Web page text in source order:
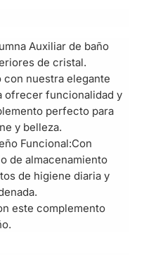
Auxiliar de baño
de cristal.
con nuestra elegante
ofrecer funcionalidad y
perfecto para
y belleza.
Funcional:Con
de almacenamiento
de higiene diaria y
este complemento